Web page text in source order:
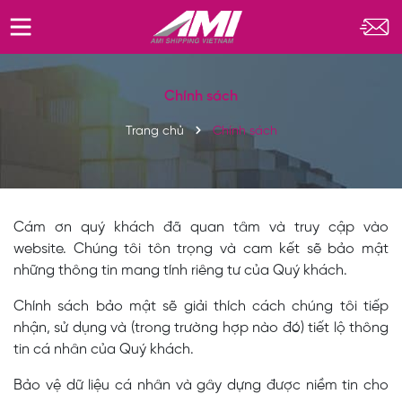
Chính sách
Trang chủ Chính sách
Cám ơn quý khách đã quan tâm và truy cập vào
website. Chúng tôi tôn trọng và cam kết sẽ bảo mật
những thông tin mang tính riêng tư của Quý khách.
Chính sách bảo mật sẽ giải thích cách chúng tôi tiếp
nhận, sử dụng và (trong trường hợp nào đó) tiết lộ thông
tin cá nhân của Quý khách.
Bảo vệ dữ liệu cá nhân và gây dựng được niềm tin cho